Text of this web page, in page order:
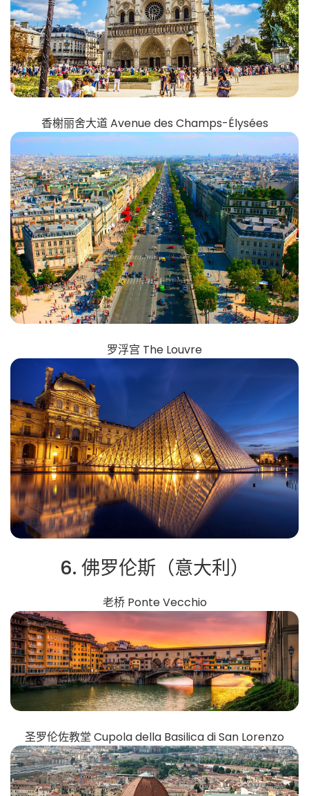
香榭丽舍大道 Avenue des Champs-Élysées
罗浮宫 The Louvre
6. 佛罗伦斯（意大利）
老桥 Ponte Vecchio
圣罗伦佐教堂 Cupola della Basilica di San Lorenzo